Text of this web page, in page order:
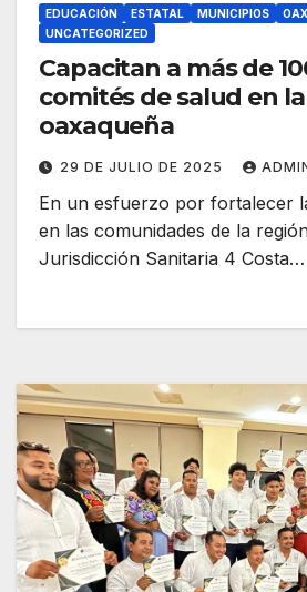
EDUCACIÓN ESTATAL MUNICIPIOS
UNCATEGORIZED
Capacitan a más de
comités de salud en
oaxaqueña
29 DE JULIO DE 2025
En un esfuerzo por fortalecer
en las comunidades de la
Jurisdicción Sanitaria 4 Costa…